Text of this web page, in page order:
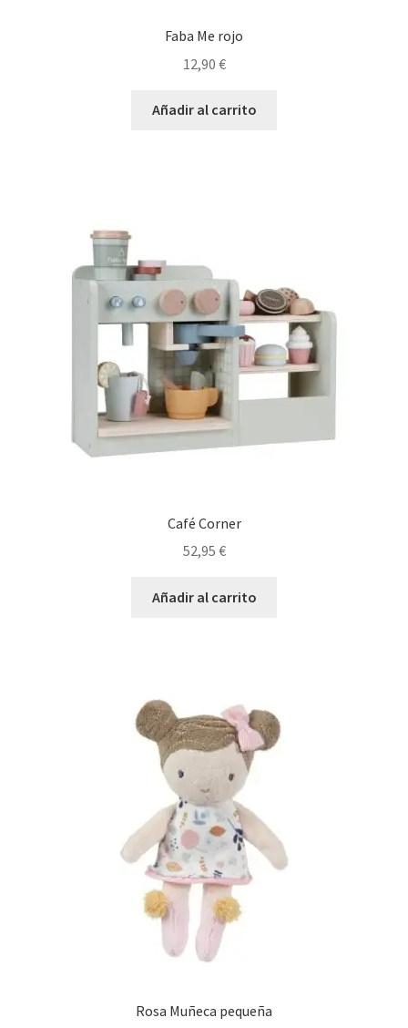
Faba Me rojo
12,90 €
Añadir al carrito
Café Corner
52,95 €
Añadir al carrito
Rosa Muñeca pequeña